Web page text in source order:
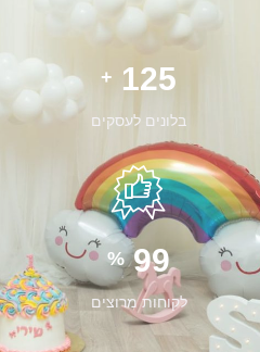
125
+
בלונים לעסקים
99
%
לקוחות מרוצים